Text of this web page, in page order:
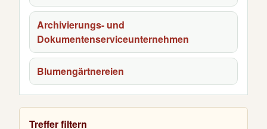
Archivierungs- und
Dokumentenserviceunternehmen
Blumengärtnereien
Treffer filtern